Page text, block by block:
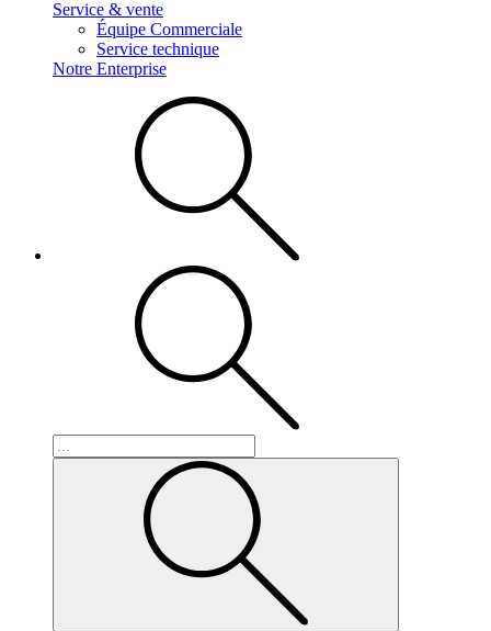
Service & vente
Équipe Commerciale
Service technique
Notre Enterprise